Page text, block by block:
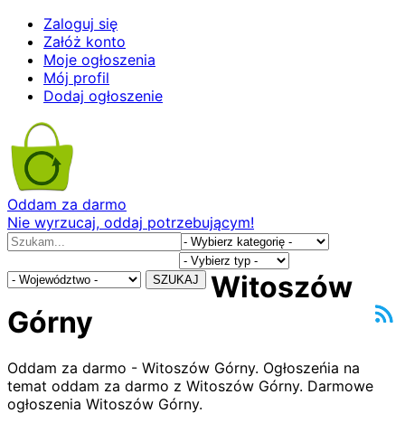
Zaloguj się
Załóż konto
Moje ogłoszenia
Mój profil
Dodaj ogłoszenie
Oddam za darmo
Nie wyrzucaj, oddaj potrzebującym!
SZUKAJ
Witoszów
Górny
Oddam za darmo - Witoszów Górny. Ogłoszeńia na
temat oddam za darmo z Witoszów Górny. Darmowe
ogłoszenia Witoszów Górny.